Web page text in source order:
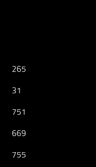
265
31
751
669
755